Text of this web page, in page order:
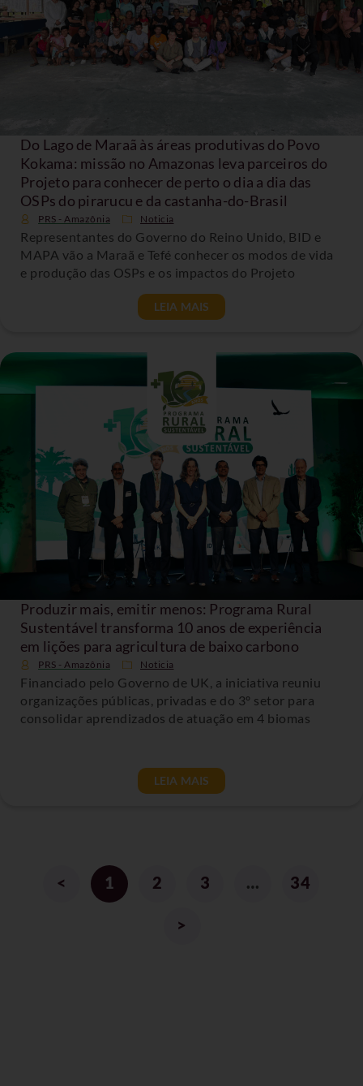
Do Lago de Maraã às áreas produtivas do Povo
Kokama: missão no Amazonas leva parceiros do
Projeto para conhecer de perto o dia a dia das
OSPs do pirarucu e da castanha-do-Brasil
PRS - Amazônia Noticia
Representantes do Governo do Reino Unido, BID e
MAPA vão a Maraã e Tefé conhecer os modos de vida
e produção das OSPs e os impactos do Projeto
LEIA MAIS
Produzir mais, emitir menos: Programa Rural
Sustentável transforma 10 anos de experiência
em lições para agricultura de baixo carbono
PRS - Amazônia Noticia
Financiado pelo Governo de UK, a iniciativa reuniu
organizações públicas, privadas e do 3º setor para
consolidar aprendizados de atuação em 4 biomas
LEIA MAIS
< 1 2 3 … 34
>